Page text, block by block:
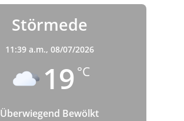
Störmede
11:39 a.m., 08/07/2026
19 °C
Überwiegend Bewölkt